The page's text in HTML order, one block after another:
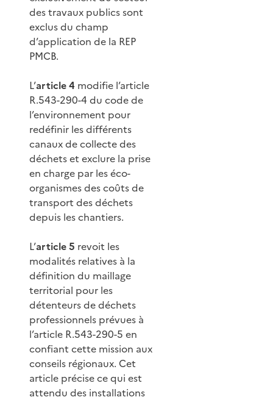
des travaux publics sont
exclus du champ
d’application de la REP
PMCB.
L’article 4 modifie l’article
R.543-290-4 du code de
l’environnement pour
redéfinir les différents
canaux de collecte des
déchets et exclure la prise
en charge par les éco-
organismes des coûts de
transport des déchets
depuis les chantiers.
L’article 5 revoit les
modalités relatives à la
définition du maillage
territorial pour les
détenteurs de déchets
professionnels prévues à
l’article R.543-290-5 en
confiant cette mission aux
conseils régionaux. Cet
article précise ce qui est
attendu des installations